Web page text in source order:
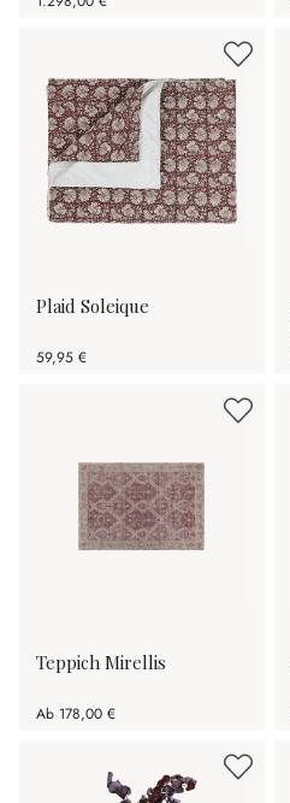
Plaid Soleique
59,95 €
Teppich Mirellis
Ab 178,00 €